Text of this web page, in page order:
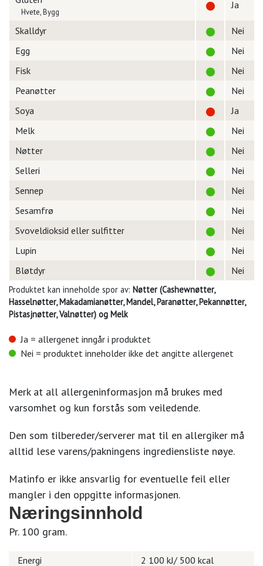
Hvete, Bygg
Ja
Skalldyr
Nei
Egg
Nei
Fisk
Nei
Peanøtter
Nei
Soya
Ja
Melk
Nei
Nøtter
Nei
Selleri
Nei
Sennep
Nei
Sesamfrø
Nei
Svoveldioksid eller sulfitter
Nei
Lupin
Nei
Bløtdyr
Nei
Produktet kan inneholde spor av: Nøtter (Cashewnøtter,
Hasselnøtter, Makadamianøtter, Mandel, Paranøtter, Pekannøtter,
Pistasjnøtter, Valnøtter) og Melk
Ja = allergenet inngår i produktet
Nei = produktet inneholder ikke det angitte allergenet
Merk at all allergeninformasjon må brukes med
varsomhet og kun forstås som veiledende.
Den som tilbereder/serverer mat til en allergiker må
alltid lese varens/pakningens ingrediensliste nøye.
Matinfo er ikke ansvarlig for eventuelle feil eller
mangler i den oppgitte informasjonen.
Næringsinnhold
Pr. 100 gram.
Energi 2 100 kJ/ 500 kcal